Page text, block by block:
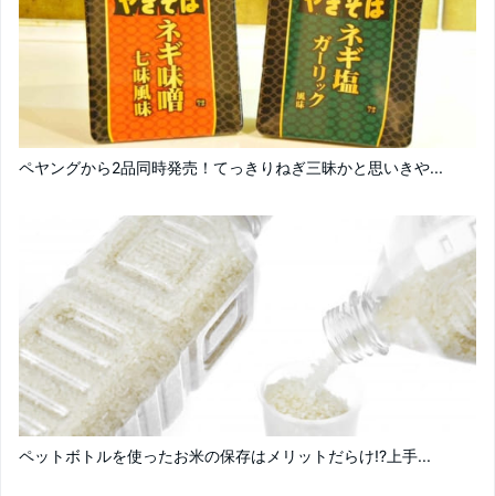
ペヤングから2品同時発売！てっきりねぎ三昧かと思いきや...
ペットボトルを使ったお米の保存はメリットだらけ!?上手...